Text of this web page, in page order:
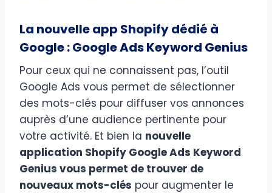
La nouvelle app Shopify dédié à
Google : Google Ads Keyword Genius
Pour ceux qui ne connaissent pas, l’outil
Google Ads vous permet de sélectionner
des mots-clés pour diffuser vos annonces
auprès d’une audience pertinente pour
votre activité. Et bien la nouvelle
application Shopify Google Ads Keyword
Genius vous permet de trouver de
nouveaux mots-clés pour augmenter le